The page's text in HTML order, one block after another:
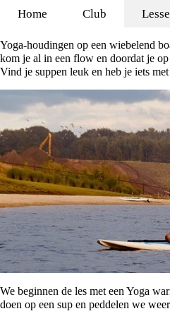
Home Club
Yoga-houdingen op een wiebelend
kom je al in een flow en doordat je
Vind je suppen leuk en heb je iets
We beginnen de les met een Yoga
doen op een sup en peddelen we